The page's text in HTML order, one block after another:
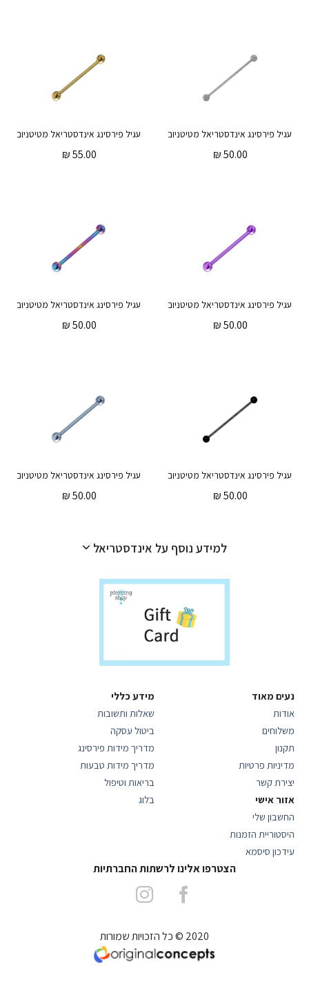
50.00
₪
55.00
₪
עגיל פירסינג אינדסטריאל מטיטניום סגול 38 מ"מ
50.00
₪
50.00
₪
50.00
₪
50.00
₪
למידע נוסף על אינדסטריאל
נעים מאוד
אודות
משלוחים
תקנון
מדיניות פרטיות
יצירת קשר
אזור אישי
החשבון שלי
היסטוריית הזמנות
עידכון סיסמא
מידע כללי
שאלות ותשובות
ביטול עסקה
מדריך מידות פירסינג
מדריך מידות טבעות
בריאות וטיפול
בלוג
הצטרפו אלינו לרשתות החברתיות
2020 © כל הזכויות שמורות